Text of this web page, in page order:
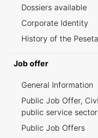
Dossiers available
Corporate Identity
History of the Peseta
Job offer
General Information
Public Job Offer,
public service
Public Job Offers